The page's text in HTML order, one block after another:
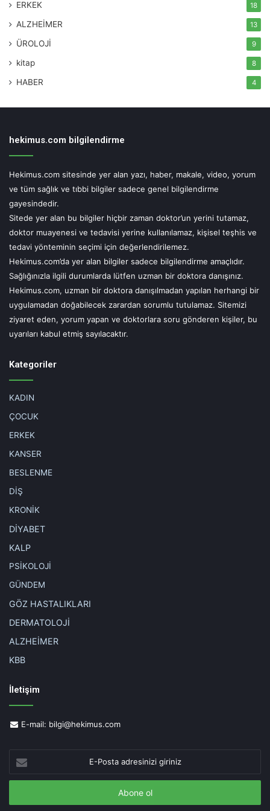
Hekimus.com, uzman bir doktora danışılmadan yapılan herhangi bir
eden, yorum yapan ve doktorlara soru gönderen kişiler, bu uyarıları kabul
sodyum
tuz
ERKEK 18
ALZHEİMER 13
ÜROLOJİ 9
kitap 8
HABER 4
hekimus.com bilgilendirme
Hekimus.com sitesinde yer alan yazı, haber, makale, video, yorum
ve tüm sağlık ve tıbbi bilgiler sadece genel bilgilendirme
gayesindedir.
Sitede yer alan bu bilgiler hiçbir zaman doktor’un yerini tutamaz,
doktor muayenesi ve tedavisi yerine kullanılamaz, kişisel teşhis ve
tedavi yönteminin seçimi için değerlendirilemez.
Hekimus.com’da yer alan bilgiler sadece bilgilendirme amaçlıdır.
Sağlığınızla ilgili durumlarda lütfen uzman bir doktora danışınız.
Hekimus.com, uzman bir doktora danışılmadan yapılan herhangi bir
uygulamadan doğabilecek zarardan sorumlu tutulamaz. Sitemizi
ziyaret eden, yorum yapan ve doktorlara soru gönderen kişiler, bu
uyarıları kabul etmiş sayılacaktır.
Kategoriler
KADIN
ÇOCUK
ERKEK
KANSER
BESLENME
DİŞ
KRONİK
DİYABET
KALP
PSİKOLOJİ
GÜNDEM
GÖZ HASTALIKLARI
DERMATOLOJİ
ALZHEİMER
KBB
İletişim
E-mail: bilgi@hekimus.com
Posta
adresinizi